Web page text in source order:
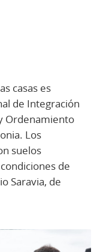
casas es
de Integración
Ordenamiento
Los
suelos
de
Saravia, de